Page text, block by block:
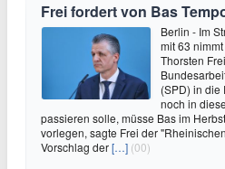
Frei fordert von Bas
Berlin - Im
mit 63
Thorsten
(SPD) in die
noch in
passieren solle, müsse Bas im
vorlegen, sagte Frei der
Vorschlag der[…] (00)